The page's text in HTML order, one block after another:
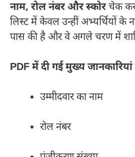
नाम, रोल नंबर और स्कोरचेक
लिस्ट में केवल उन्हीं अभ्यर्थियों के
पास की है और वे अगले चरण में
PDF में दी गई मुख्य जानकारियां
उम्मीदवार का नाम
रोल नंबर